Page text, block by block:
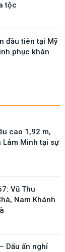
tộc
đầu tiên tại Mỹ
phục khán
cao 1,92 m,
Lâm Minh tại sự
Vũ Thu
Nam Khánh
Dấu ấn nghỉ